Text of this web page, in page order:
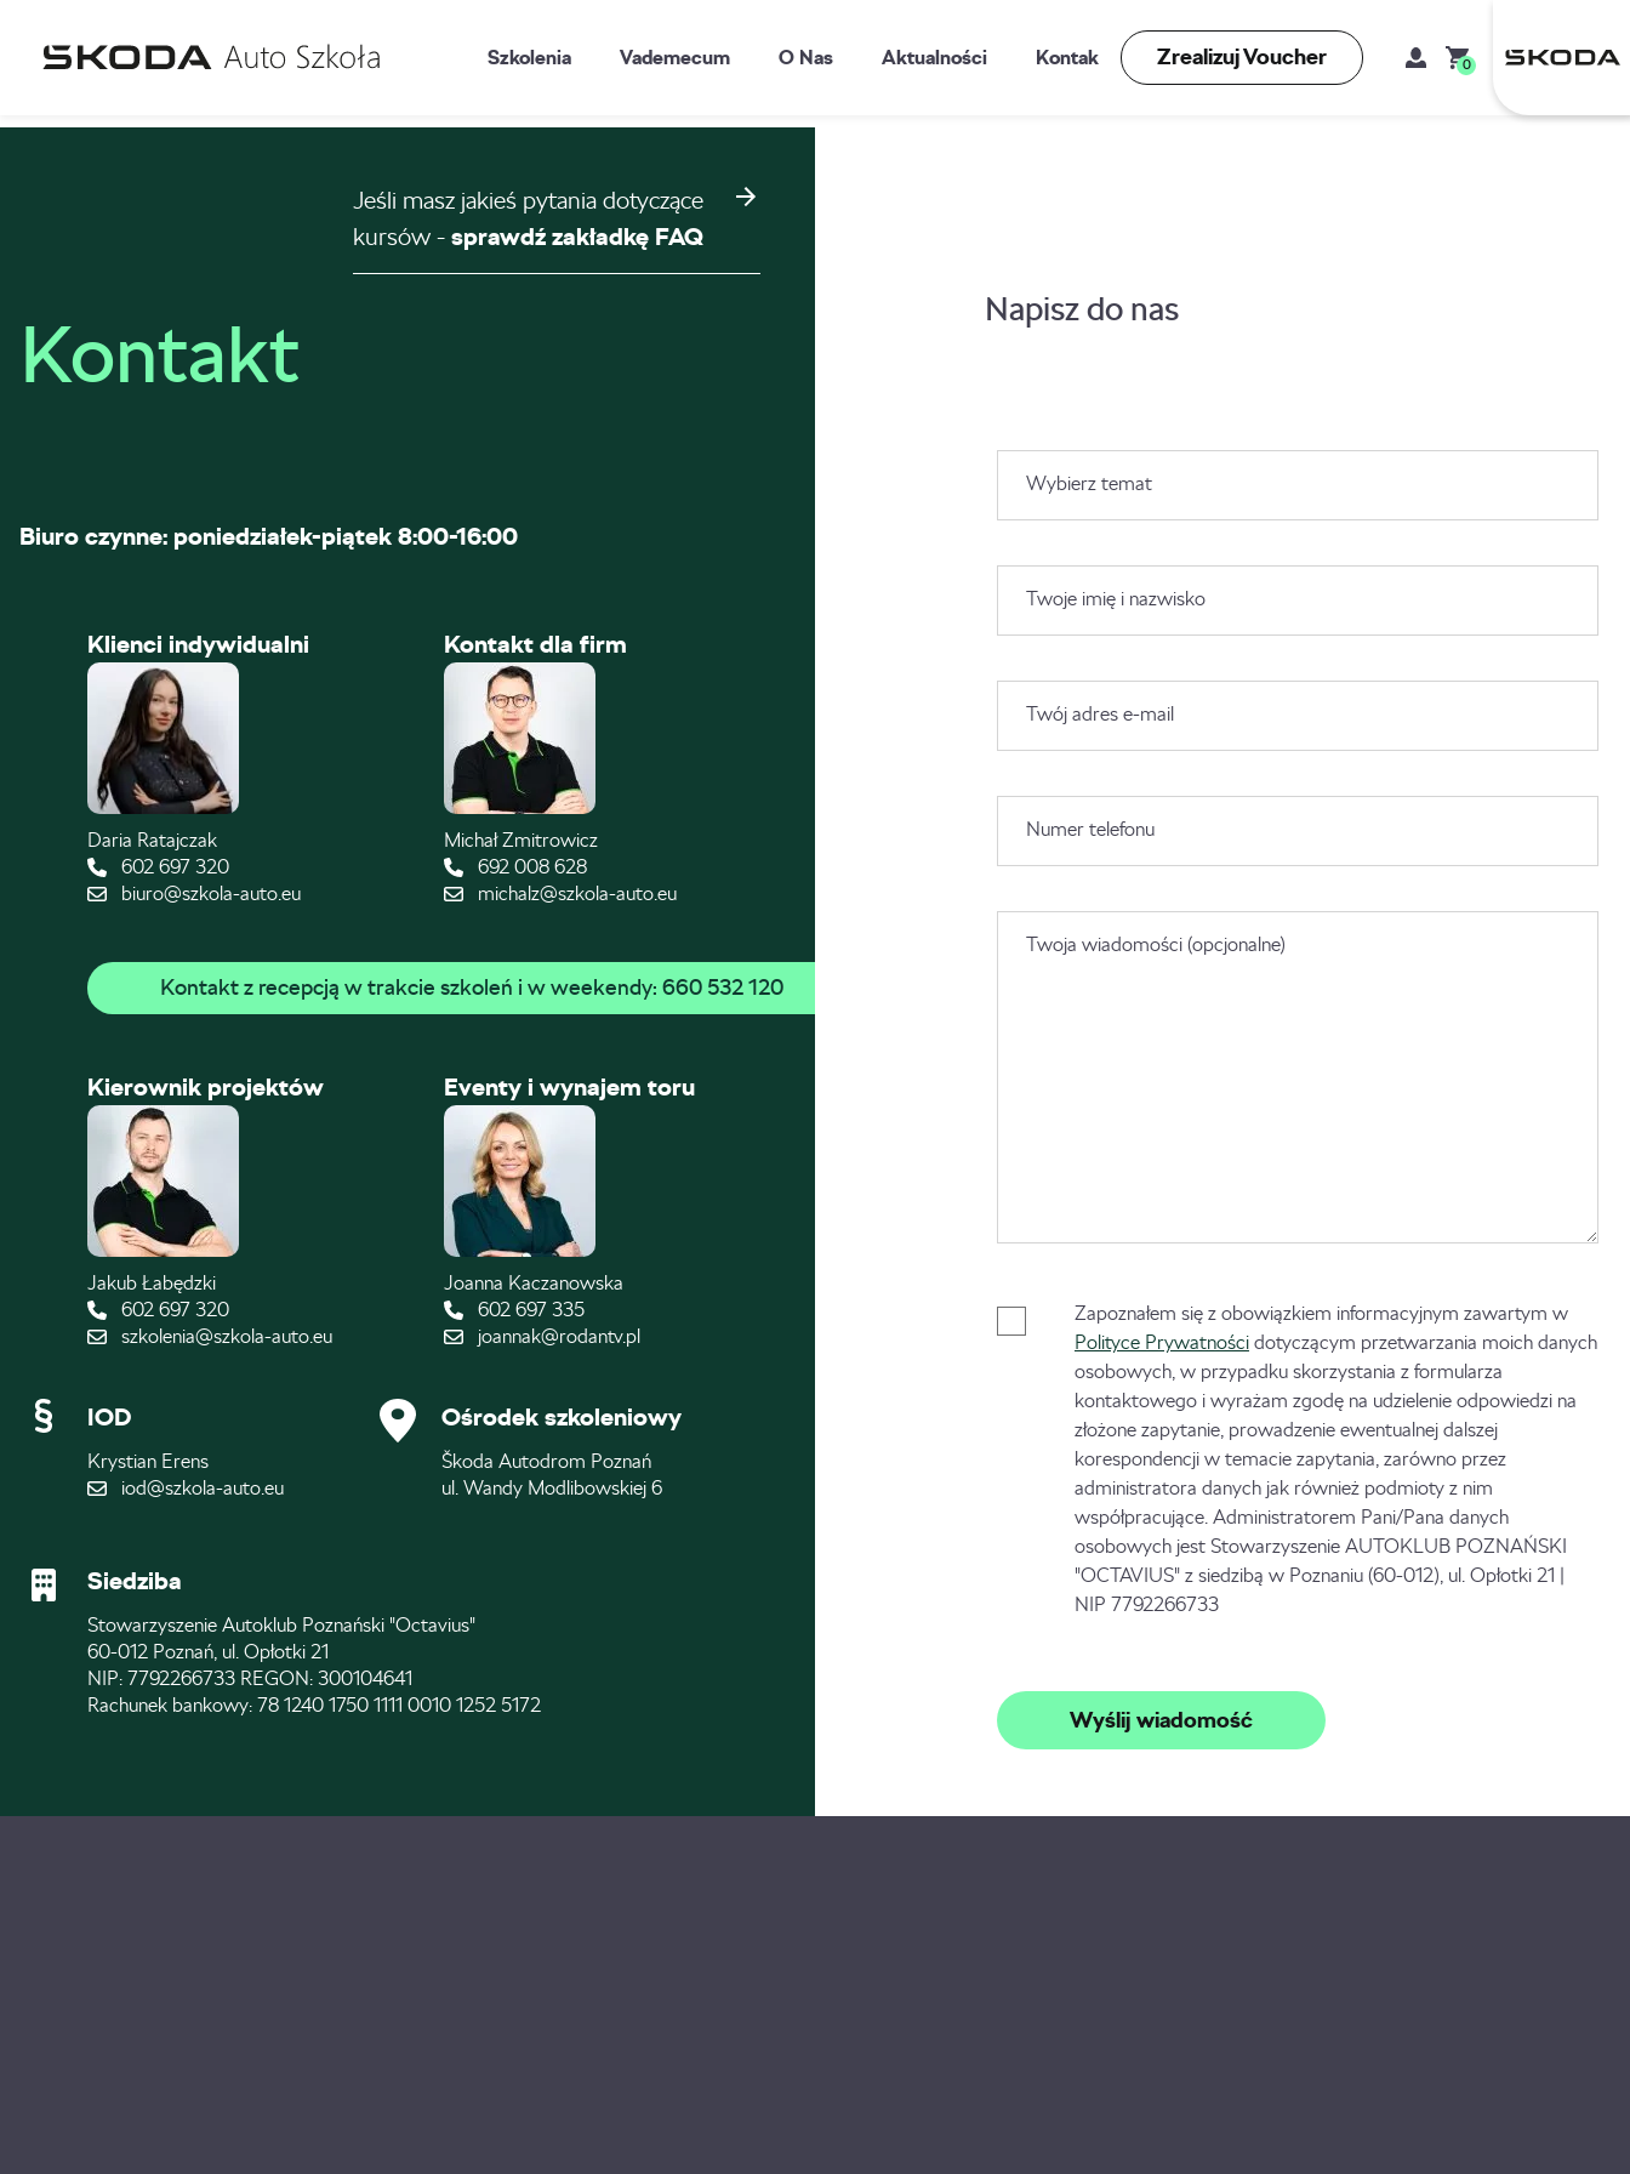
Szkolenia Vademecum O Nas Aktualności Kontakt Zrealizuj Voucher 0
Jeśli masz jakieś pytania dotyczące
kursów - sprawdź zakładkę FAQ
Kontakt
Biuro czynne: poniedziałek-piątek 8:00-16:00
Klienci indywidualni
Daria Ratajczak
602 697 320
biuro@szkola-auto.eu
Kontakt dla firm
Michał Zmitrowicz
692 008 628
michalz@szkola-auto.eu
Kontakt z recepcją w trakcie szkoleń i w weekendy: 660 532 120
Kierownik projektów
Jakub Łabędzki
602 697 320
szkolenia@szkola-auto.eu
Eventy i wynajem toru
Joanna Kaczanowska
602 697 335
joannak@rodantv.pl
IOD
Krystian Erens
iod@szkola-auto.eu
Ośrodek szkoleniowy
Škoda Autodrom Poznań
ul. Wandy Modlibowskiej 6
Siedziba
Stowarzyszenie Autoklub Poznański "Octavius"
60-012 Poznań, ul. Opłotki 21
NIP: 7792266733 REGON: 300104641
Rachunek bankowy: 78 1240 1750 1111 0010 1252 5172
Napisz do nas
Wybierz temat
Twoje imię i nazwisko
Twój adres e-mail
Numer telefonu
Twoja wiadomości (opcjonalne)
Zapoznałem się z obowiązkiem informacyjnym zawartym w
Polityce Prywatnościdotyczącym przetwarzania moich danych
osobowych, w przypadku skorzystania z formularza
kontaktowego i wyrażam zgodę na udzielenie odpowiedzi na
złożone zapytanie, prowadzenie ewentualnej dalszej
korespondencji w temacie zapytania, zarówno przez
administratora danych jak również podmioty z nim
współpracujące. Administratorem Pani/Pana danych
osobowych jest Stowarzyszenie AUTOKLUB POZNAŃSKI
"OCTAVIUS" z siedzibą w Poznaniu (60-012), ul. Opłotki 21 |
NIP 7792266733